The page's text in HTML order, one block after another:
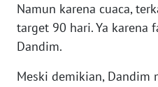
Namun karena cuaca,
target 90 hari. Ya karena
Dandim.
Meski demikian, Dandim
WN
SULTENG